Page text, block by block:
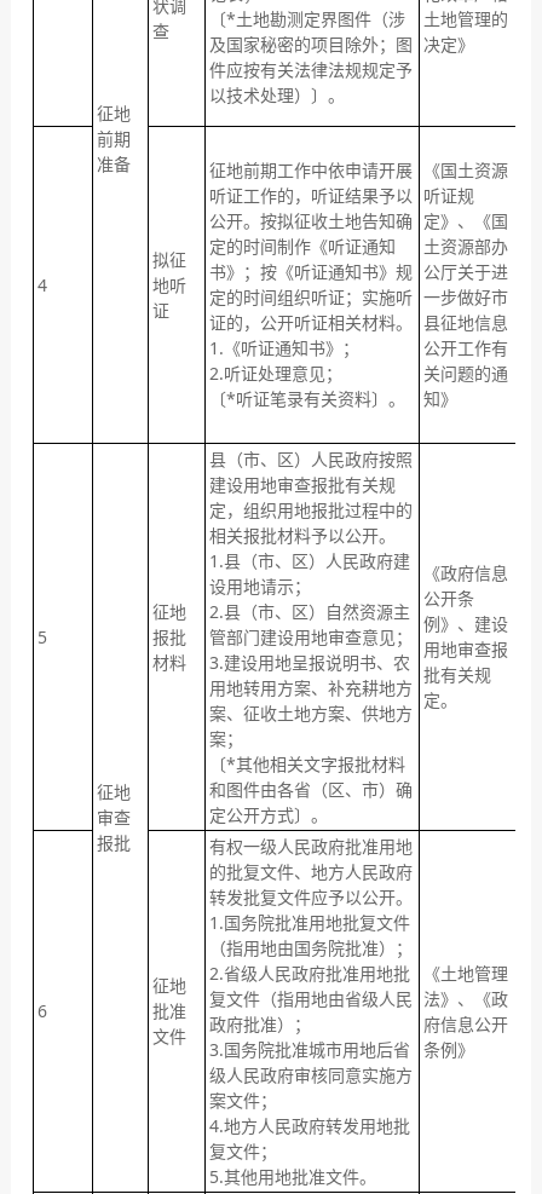
征地
前期
准备
状调
查
〔*土地勘测定界图件（涉
及国家秘密的项目除外；图
件应按有关法律法规规定予
以技术处理）〕。
土地管理的
决定》
4
拟征
地听
证
征地前期工作中依申请开展
听证工作的，听证结果予以
公开。按拟征收土地告知确
定的时间制作《听证通知
书》；按《听证通知书》规
定的时间组织听证；实施听
证的，公开听证相关材料。
1.《听证通知书》；
2.听证处理意见；
〔*听证笔录有关资料〕。
《国土资源
听证规
定》、《国
土资源部办
公厅关于进
一步做好市
县征地信息
公开工作有
关问题的通
知》
5
征地
审查
报批
征地
报批
材料
县（市、区）人民政府按照
建设用地审查报批有关规
定，组织用地报批过程中的
相关报批材料予以公开。
1.县（市、区）人民政府建
设用地请示；
2.县（市、区）自然资源主
管部门建设用地审查意见；
3.建设用地呈报说明书、农
用地转用方案、补充耕地方
案、征收土地方案、供地方
案；
〔*其他相关文字报批材料
和图件由各省（区、市）确
定公开方式〕。
《政府信息
公开条
例》、建设
用地审查报
批有关规
定。
6
征地
批准
文件
有权一级人民政府批准用地
的批复文件、地方人民政府
转发批复文件应予以公开。
1.国务院批准用地批复文件
（指用地由国务院批准）；
2.省级人民政府批准用地批
复文件（指用地由省级人民
政府批准）；
3.国务院批准城市用地后省
级人民政府审核同意实施方
案文件；
4.地方人民政府转发用地批
复文件；
5.其他用地批准文件。
《土地管理
法》、《政
府信息公开
条例》